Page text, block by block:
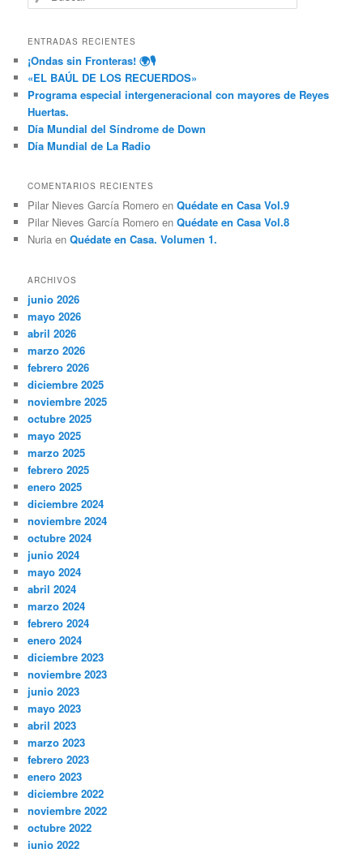
u
c
r
ENTRADAS RECIENTES
¡Ondas sin Fronteras! 🌍🎙️
«EL BAÚL DE LOS RECUERDOS»
Programa especial intergeneracional con mayores de Reyes
Huertas.
Día Mundial del Síndrome de Down
Día Mundial de La Radio
COMENTARIOS RECIENTES
Pilar Nieves García Romero enQuédate en Casa Vol.9
Pilar Nieves García Romero enQuédate en Casa Vol.8
Nuria enQuédate en Casa. Volumen 1.
ARCHIVOS
junio 2026
mayo 2026
abril 2026
marzo 2026
febrero 2026
diciembre 2025
noviembre 2025
octubre 2025
mayo 2025
marzo 2025
febrero 2025
enero 2025
diciembre 2024
noviembre 2024
octubre 2024
junio 2024
mayo 2024
abril 2024
marzo 2024
febrero 2024
enero 2024
diciembre 2023
noviembre 2023
junio 2023
mayo 2023
abril 2023
marzo 2023
febrero 2023
enero 2023
diciembre 2022
noviembre 2022
octubre 2022
junio 2022